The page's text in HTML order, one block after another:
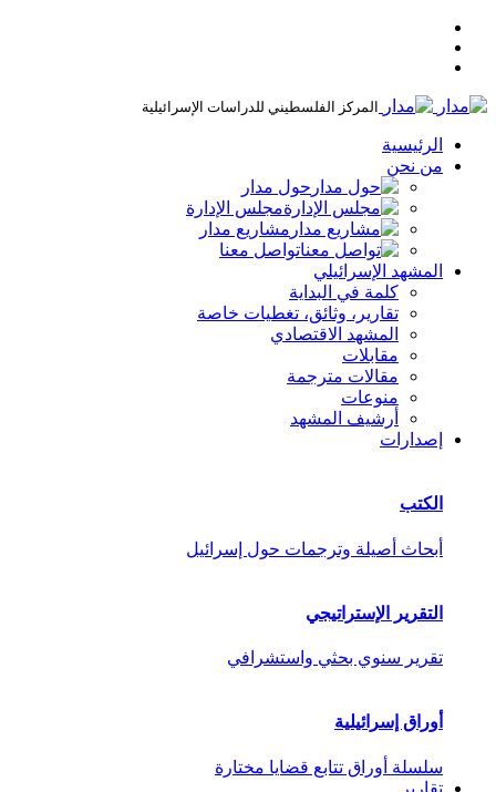
المركز الفلسطيني للدراسات الإسرائيلية
الرئيسية
من نحن
حول مدار
مجلس الإدارة
مشاريع مدار
تواصل معنا
المشهد الإسرائيلي
كلمة في البداية
تقارير، وثائق، تغطيات خاصة
المشهد الاقتصادي
مقابلات
مقالات مترجمة
منوعات
أرشيف المشهد
إصدارات
الكتب
أبحاث أصيلة وترجمات حول إسرائيل
التقرير الإستراتيجي
تقرير سنوي بحثي واستشرافي
أوراق إسرائيلية
سلسلة أوراق تتابع قضايا مختارة
تقارير